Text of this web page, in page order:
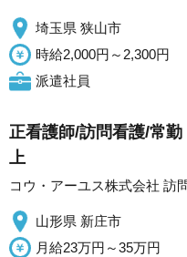
埼玉県 狭山市
時給2,000円～2,300円
派遣社員
正看護師/訪問看護/常
上
コウ・アーユス株式会社 訪
山形県 新庄市
月給23万円～35万円